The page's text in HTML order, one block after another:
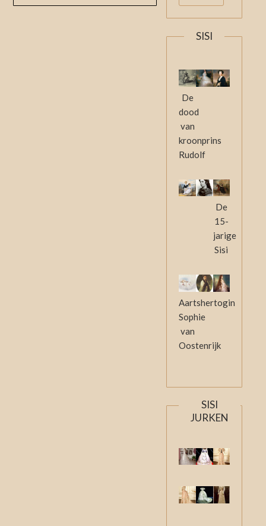
SISI
De
dood
van
kroonprins
Rudolf
De
15-
jarige
Sisi
Aartshertogin
Sophie
van
Oostenrijk
SISI
JURKEN